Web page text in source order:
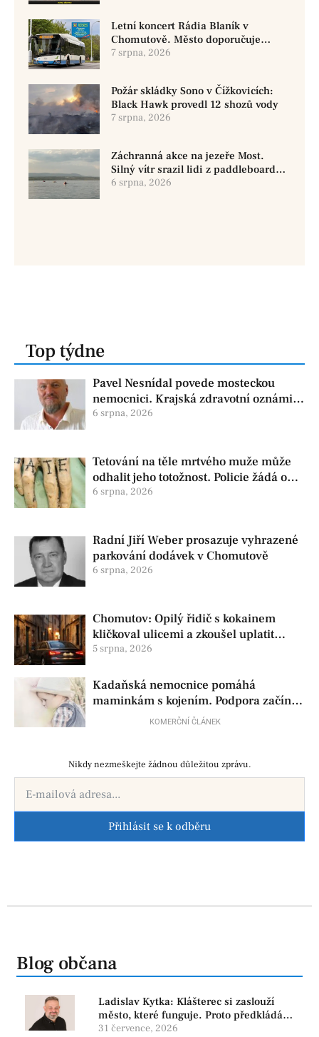
Letní koncert Rádia Blaník v
Chomutově. Město doporučuje
využít MHD
7 srpna, 2026
Požár skládky Sono v Čížkovicích:
Black Hawk provedl 12 shozů vody
7 srpna, 2026
Záchranná akce na jezeře Most.
Silný vítr srazil lidi z paddleboardů,
dvě osoby se pohřešují
6 srpna, 2026
Top týdne
Pavel Nesnídal povede mosteckou
nemocnici. Krajská zdravotní oznámila
změnu ve vedení
6 srpna, 2026
Tetování na těle mrtvého muže může
odhalit jeho totožnost. Policie žádá o
pomoc
6 srpna, 2026
Radní Jiří Weber prosazuje vyhrazené
parkování dodávek v Chomutově
6 srpna, 2026
Chomutov: Opilý řidič s kokainem
kličkoval ulicemi a zkoušel uplatit
policisty
5 srpna, 2026
Kadaňská nemocnice pomáhá
maminkám s kojením. Podpora začíná
už před porodemKOMERČNÍ ČLÁNEK
Nikdy nezmeškejte žádnou důležitou zprávu.
Přihlásit se k odběru
Blog občana
Ladislav Kytka: Klášterec si zaslouží
město, které funguje. Proto předkládáme
program, který řeší skutečné problémy
31 července, 2026